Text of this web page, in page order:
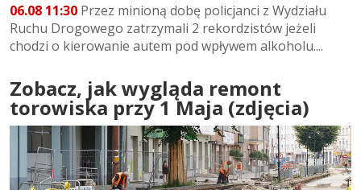
06.08 11:30 Przez minioną dobę policjanci z Wydziału
Ruchu Drogowego zatrzymali 2 rekordzistów jeżeli
chodzi o kierowanie autem pod wpływem alkoholu....
Zobacz, jak wygląda remont
torowiska przy 1 Maja (zdjęcia)